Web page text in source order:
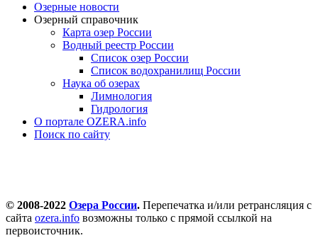
Озерные новости
Озерный справочник
Карта озер России
Водный реестр России
Список озер России
Список водохранилищ России
Наука об озерах
Лимнология
Гидрология
О портале OZERA.info
Поиск по сайту
© 2008-2022 Озера России. Перепечатка и/или ретрансляция с
сайта ozera.info возможны только с прямой ссылкой на
первоисточник.